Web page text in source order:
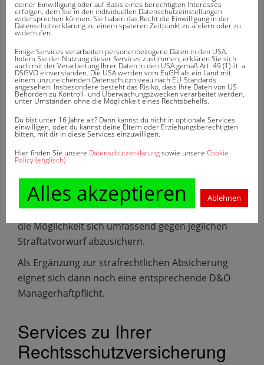
Die umfangreichen Vorschriften des Strafrechts
machen es schnell möglich in den Mittelpunkt einer
ausreichendem Verdacht, zunächst uninteressant,
ob Sie mit reinem Gewissen gehandelt haben oder
nicht. Sehr viele Ermittlungen beginnen jedoch
auch durch Falschverdächtigungen eines
unliebsamen Konkurrenten. In jedem Fall wenden
sich die Straftatermittlungen sehr schnell gegen Sie
und Ihr Unternehmen. Schnell sind gute Anwälte
für die Abwehr und die Verteidigung gegen die
Vorwürfe wichtig. Mit unserem Baustein
„Strafrechtsschutzversicherung“ und „Spezial-
Strafrechtsschutzversicherung“ bieten wir Ihnen
die Möglichkeit sich umfassend gegen jeglichen
Straftatvorwurf abzusichern.
Als Ergänzung zur strafrechtlichen Absicherung
eignet sich dann noch eine entsprechende D&O
Managerhaftpflicht.
Services zu Ihrer
Rechtsschutzversicherung
deiner Einwilligung oder auf Basis eines berechtigten Interesses
erfolgen, dem Sie in den individuellen Datenschutzeinstellungen
widersprechen können. Sie haben das Recht die Einwilligung in der
Datenschutzerklärung zu einem späteren Zeitpunkt zu ändern oder zu
widerrufen.
Einige Services verarbeiten personenbezogene Daten in den USA.
Indem Sie der Nutzung dieser Services zustimmen, erklären Sie sich
auch mit der Verarbeitung Ihrer Daten in den USA gemäß Art. 49 (1) lit. a
DSGVO einverstanden. Die USA werden vom EuGH als ein Land mit
einem unzureichenden Datenschutzniveau nach EU-Standards
angesehen. Insbesondere besteht das Risiko, dass Ihre Daten von US-
Behörden zu Kontroll- und Überwachungszwecken verarbeitet werden,
unter Umständen ohne die Möglichkeit eines Rechtsbehelfs.
Du bist unter 16 Jahre alt? Dann kannst du nicht in optionale Services
einwilligen, oder du kannst deine Eltern oder Erziehungsberechtigten
bitten, mit dir in diese Services einzuwilligen.
Hier finden Sie unsere Datenschutzerklärungsowie unsere Cookie-
Policy (englisch)
Alles akzeptieren Ablehnen